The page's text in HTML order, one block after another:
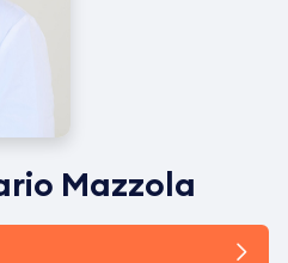
Mazzola